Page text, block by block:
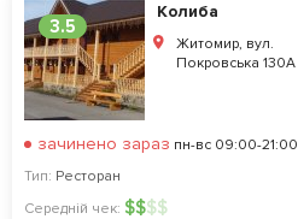
3.5
Колиба
Житомир, вул.
Покровська 130А
зачинено зараз пн-вс 09:00-21:00
Тип: Ресторан
Середній чек: $$$$